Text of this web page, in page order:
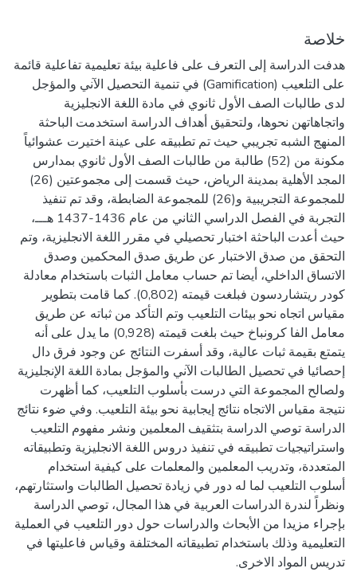
خلاصة
هدفت الدراسة إلى التعرف على فاعلية بيئة تعليمية تفاعلية قائمة
على التلعيب (Gamification) في تنمية التحصيل الآني والمؤجل
لدى طالبات الصف الأول ثانوي في مادة اللغة الانجليزية
واتجاهاتهن نحوها، ولتحقيق أهداف الدراسة استخدمت الباحثة
المنهج الشبه تجريبي حيث تم تطبيقه على عينة اختيرت عشوائياً
مكونة من (52) طالبة من طالبات الصف الأول ثانوي بمدارس
المجد الأهلية بمدينة الرياض، حيث قسمت إلى مجموعتين (26)
للمجموعة التجريبية و(26) للمجموعة الضابطة، وقد تم تنفيذ
التجربة في الفصل الدراسي الثاني من عام 1436-1437 هـــ،
حيث أعدت الباحثة اختبار تحصيلي في مقرر اللغة الانجليزية، وتم
التحقق من صدق الاختبار عن طريق صدق المحكمين وصدق
الاتساق الداخلي، أيضا تم حساب معامل الثبات باستخدام معادلة
كودر ريتشاردسون فبلغت قيمته (0,802). كما قامت بتطوير
مقياس اتجاه نحو بيئات التلعيب وتم التأكد من ثباته عن طريق
معامل الفا كرونباخ حيث بلغت قيمته (0,928) ما يدل على أنه
يتمتع بقيمة ثبات عالية، وقد أسفرت النتائج عن وجود فرق دال
إحصائيا في تحصيل الطالبات الآني والمؤجل بمادة اللغة الإنجليزية
ولصالح المجموعة التي درست بأسلوب التلعيب، كما أظهرت
نتيجة مقياس الاتجاه نتائج إيجابية نحو بيئة التلعيب. وفي ضوء نتائج
الدراسة توصي الدراسة بتثقيف المعلمين ونشر مفهوم التلعيب
واستراتيجيات تطبيقه في تنفيذ دروس اللغة الانجليزية وتطبيقاته
المتعددة، وتدريب المعلمين والمعلمات على كيفية استخدام
أسلوب التلعيب لما له دور في زيادة تحصيل الطالبات واستثارتهم،
ونظراً لندرة الدراسات العربية في هذا المجال، توصي الدراسة
بإجراء مزيدا من الأبحاث والدراسات حول دور التلعيب في العملية
التعليمية وذلك باستخدام تطبيقاته المختلفة وقياس فاعليتها في
تدريس المواد الاخرى.